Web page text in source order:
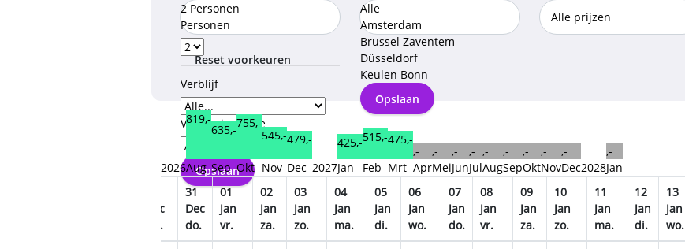
2 Personen
Personen
Verblijf
Verzorgingstype
Opslaan
Alle
Amsterdam
Brussel Zaventem
Düsseldorf
Keulen Bonn
Opslaan
Reset voorkeuren
2026
819,-
Aug
635,-
Sep
755,-
Okt
545,-
Nov
479,-
Dec 2027
425,-
Jan
515,-
Feb
475,-
Mrt
,-
Apr
,-
Mei
,-
Jun
,-
Jul
,-
Aug
,-
Sep
,-
Okt
,-
Nov
,-
Dec2028
,-
Jan
Dec
wo.
31
Dec
do.
01
Jan
vr.
02
Jan
za.
03
Jan
zo.
04
Jan
ma.
05
Jan
di.
06
Jan
wo.
07
Jan
do.
08
Jan
vr.
09
Jan
za.
10
Jan
zo.
11
Jan
ma.
12
Jan
di.
13
Jan
wo.